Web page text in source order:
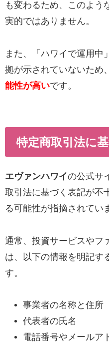
も変わるため、このよう
実的ではありません。
また、「ハワイで運用中
拠が示されていないため、
能性が高いです。
特定商取引法に
エヴァンハワイの公式サ
取引法に基づく表記が不
る可能性が指摘されてい
通常、投資サービスやフ
は、以下の情報を明記す
す。
事業者の名称と住所
代表者の氏名
電話番号やメールア